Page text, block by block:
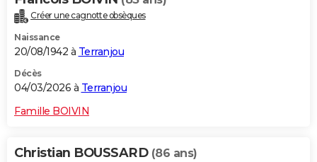
Créer une cagnotte obsèques
Naissance
20/08/1942 à Terranjou
Décès
04/03/2026 à Terranjou
Famille BOIVIN
Christian BOUSSARD (86 ans)